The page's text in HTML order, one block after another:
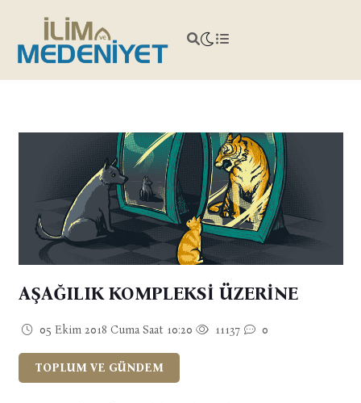
AŞAĞILIK KOMPLEKSİ ÜZERİNE
05 Ekim 2018 Cuma Saat 10:20 11137 0
TOPLUM VE GÜNDEM